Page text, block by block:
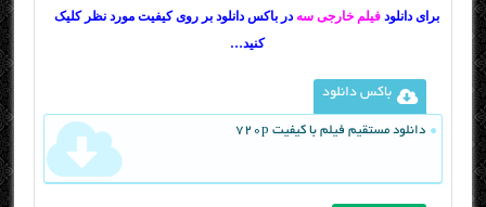
برای دانلود فیلم خارجی سه در باکس دانلود بر روی کیفیت مورد نظر کلیک
کنید…
باکس دانلود
دانلود مستقیم فیلم با کیفیت 720p